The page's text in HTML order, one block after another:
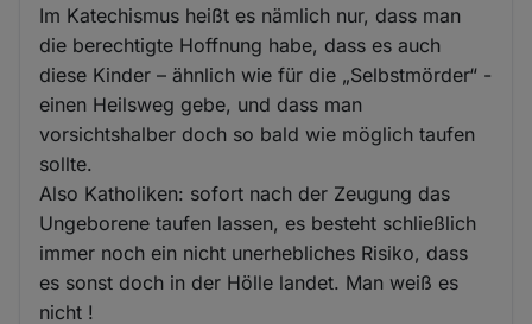
Im Katechismus heißt es nämlich nur, dass man
die berechtigte Hoffnung habe, dass es auch
diese Kinder – ähnlich wie für die „Selbstmörder“ -
einen Heilsweg gebe, und dass man
vorsichtshalber doch so bald wie möglich taufen
sollte.
Also Katholiken: sofort nach der Zeugung das
Ungeborene taufen lassen, es besteht schließlich
immer noch ein nicht unerhebliches Risiko, dass
es sonst doch in der Hölle landet. Man weiß es
nicht !